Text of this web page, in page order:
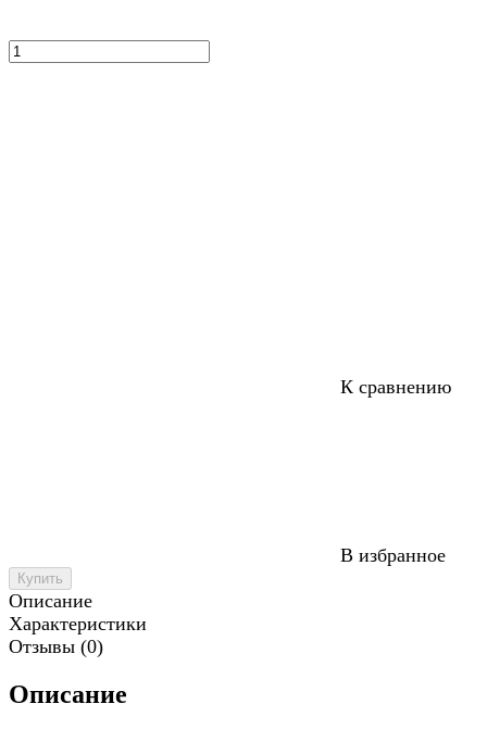
К сравнению
В избранное
Купить
Описание
Характеристики
Отзывы (0)
Описание